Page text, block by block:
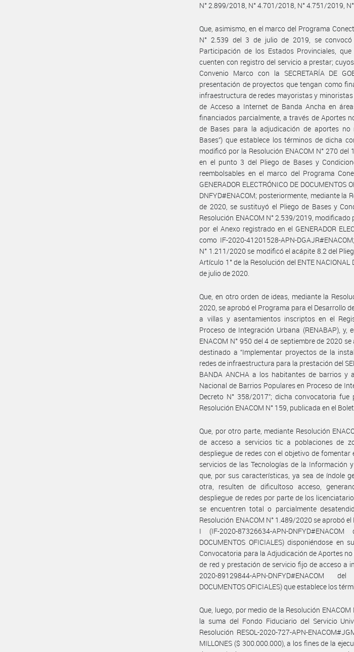
N° 2.899/2018, N° 4.701/2018, N° 4.751/2019,
Que, asimismo, en el marco del Programa
N° 2.539 del 3 de julio de 2019, se
Participación de los Estados Provinciales,
cuenten con registro del servicio a prestar;
Convenio Marco con la SECRETARÍA DE
presentación de proyectos que tengan como
infraestructura de redes mayoristas y
de Acceso a Internet de Banda Ancha en
financiados parcialmente, a través de Aportes
de Bases para la adjudicación de aportes no
Bases”) que establece los términos de dicha
modificó por la Resolución ENACOM N° 270
en el punto 3 del Pliego de Bases y
reembolsables en el marco del Programa
GENERADOR ELECTRÓNICO DE
DNFYD#ENACOM; posteriormente, mediante la
de 2020, se sustituyó el Pliego de Bases y
Resolución ENACOM N° 2.539/2019,
por el Anexo registrado en el GENERADOR
como IF-2020-41201528-APN-
N° 1.211/2020 se modificó el acápite 8.2 del
Artículo 1° de la Resolución del ENTE NACIONAL
de julio de 2020.
Que, en otro orden de ideas, mediante la
2020, se aprobó el Programa para el Desarrollo
a villas y asentamientos inscriptos en el
Proceso de Integración Urbana (RENABAP),
ENACOM N° 950 del 4 de septiembre de 2020
destinado a “Implementar proyectos de la
redes de infraestructura para la prestación del
BANDA ANCHA a los habitantes de barrios y
Nacional de Barrios Populares en Proceso de
Decreto N° 358/2017”; dicha convocatoria
Resolución ENACOM N° 159, publicada en el
Que, por otro parte, mediante Resolución
de acceso a servicios tic a poblaciones de
despliegue de redes con el objetivo de
servicios de las Tecnologías de la Información
que, por sus características, ya sea de índole
otra, resulten de dificultoso acceso,
despliegue de redes por parte de los
se encuentren total o parcialmente
Resolución ENACOM N° 1.489/2020 se aprobó
I (IF-2020-87326634-APN-
DOCUMENTOS OFICIALES) disponiéndose
Convocatoria para la Adjudicación de Aportes
de red y prestación de servicio fijo de acceso a
2020-89129844-APN-DNFYD#ENACOM
DOCUMENTOS OFICIALES) que establece los
Que, luego, por medio de la Resolución
la suma del Fondo Fiduciario del Servicio
Resolución RESOL-2020-727-APN-
MILLONES ($ 300.000.000), a los fines de la